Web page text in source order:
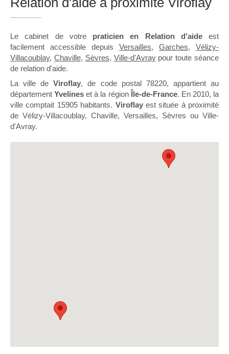
Le cabinet de votre praticien en Relation d'aideest
facilement accessible depuis Versailles, Garches, Vélizy-
Villacoublay, Chaville, Sèvres, Ville-d'Avraypour toute séance
de relation d'aide.
La ville deViroflay, de code postal 78220, appartient au
départementYvelines et à la région Île-de-France. En 2010, la
ville comptait 15905 habitants. Viroflayest située à proximité
de Vélizy-Villacoublay, Chaville, Versailles, Sèvres ou Ville-
d'Avray.